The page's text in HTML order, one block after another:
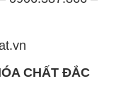
đến 11h – Buổi